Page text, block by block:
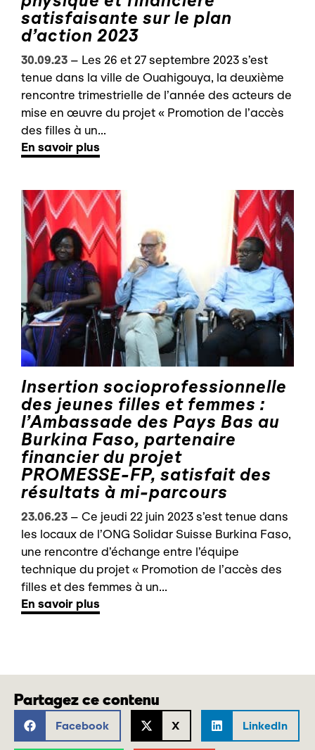
satisfaisante sur le plan
d’action 2023
30.09.23 – Les 26 et 27 septembre 2023 s’est
tenue dans la ville de Ouahigouya, la deuxième
rencontre trimestrielle de l’année des acteurs de
mise en œuvre du projet « Promotion de l’accès
des filles à un...
En savoir plus
Insertion socioprofessionnelle
des jeunes filles et femmes :
l’Ambassade des Pays Bas au
Burkina Faso, partenaire
financier du projet
PROMESSE-FP, satisfait des
résultats à mi-parcours
23.06.23 – Ce jeudi 22 juin 2023 s’est tenue dans
les locaux de l’ONG Solidar Suisse Burkina Faso,
une rencontre d’échange entre l’équipe
technique du projet « Promotion de l’accès des
filles et des femmes à un...
En savoir plus
Partagez ce contenu
Facebook X LinkedIn